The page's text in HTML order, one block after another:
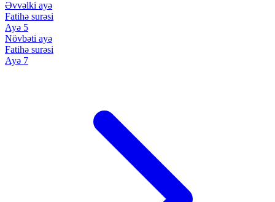
Əvvəlki ayə
Fatihə surəsi
Ayə 5
Növbəti ayə
Fatihə surəsi
Ayə 7